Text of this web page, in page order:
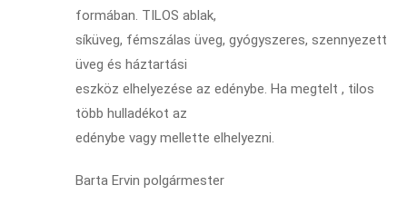
formában. TILOS ablak,
síküveg, fémszálas üveg, gyógyszeres, szennyezett
üveg és háztartási
eszköz elhelyezése az edénybe. Ha megtelt , tilos
több hulladékot az
edénybe vagy mellette elhelyezni.
Barta Ervin polgármester